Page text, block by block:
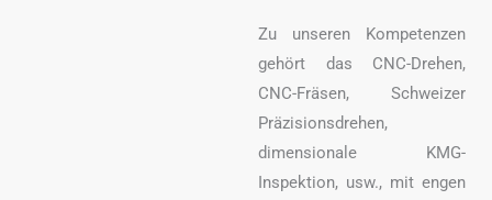
Zu unseren Kompetenzen
gehört das CNC-Drehen,
CNC-Fräsen, Schweizer
Präzisionsdrehen,
dimensionale KMG-
Inspektion, usw., mit engen